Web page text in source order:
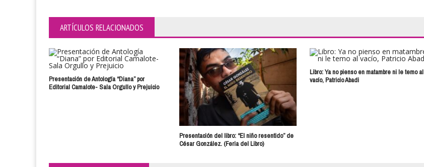
ARTÍCULOS RELACIONADOS
Presentación de Antología “Diana” por
Editorial Camalote- Sala Orgullo y Prejuicio
Presentación del libro: “El niño resentido” de
César González. (Feria del Libro)
Libro: Ya no pienso en matambre ni le temo al
vacío, Patricio Abadi